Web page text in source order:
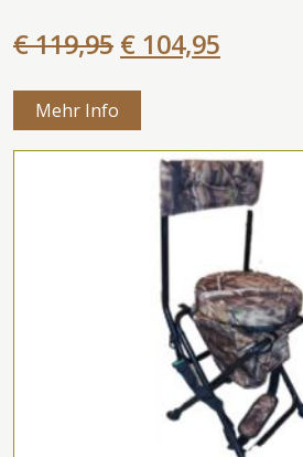
€ 119,95 € 104,95
Mehr Info